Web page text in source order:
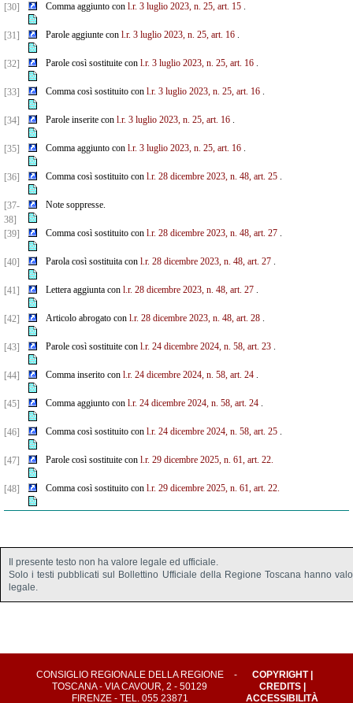
[30] Comma aggiunto con l.r. 3 luglio 2023, n. 25, art. 15.
[31] Parole aggiunte con l.r. 3 luglio 2023, n. 25, art. 16.
[32] Parole così sostituite con l.r. 3 luglio 2023, n. 25, art. 16.
[33] Comma così sostituito con l.r. 3 luglio 2023, n. 25, art. 16.
[34] Parole inserite con l.r. 3 luglio 2023, n. 25, art. 16.
[35] Comma aggiunto con l.r. 3 luglio 2023, n. 25, art. 16.
[36] Comma così sostituito con l.r. 28 dicembre 2023, n. 48, art. 25.
[37-
38]
Note soppresse.
[39] Comma così sostituito con l.r. 28 dicembre 2023, n. 48, art. 27.
[40] Parola così sostituita con l.r. 28 dicembre 2023, n. 48, art. 27.
[41] Lettera aggiunta con l.r. 28 dicembre 2023, n. 48, art. 27.
[42] Articolo abrogato con l.r. 28 dicembre 2023, n. 48, art. 28.
[43] Parole così sostituite con l.r. 24 dicembre 2024, n. 58, art. 23.
[44] Comma inserito con l.r. 24 dicembre 2024, n. 58, art. 24.
[45] Comma aggiunto con l.r. 24 dicembre 2024, n. 58, art. 24.
[46] Comma così sostituito con l.r. 24 dicembre 2024, n. 58, art. 25.
[47] Parole così sostituite con l.r. 29 dicembre 2025, n. 61, art. 22.
[48] Comma così sostituito con l.r. 29 dicembre 2025, n. 61, art. 22.
Il presente testo non ha valore legale ed ufficiale.
Solo i testi pubblicati sul Bollettino Ufficiale della Regione Toscana hanno
legale.
CONSIGLIO REGIONALE DELLA REGIONE
TOSCANA - VIA CAVOUR, 2 - 50129
FIRENZE - TEL. 055 23871
- COPYRIGHT|
CREDITS|
ACCESSIBILITÀ